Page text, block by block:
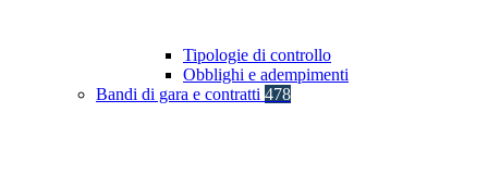
Tipologie di controllo
Obblighi e adempimenti
Bandi di gara e contratti 478